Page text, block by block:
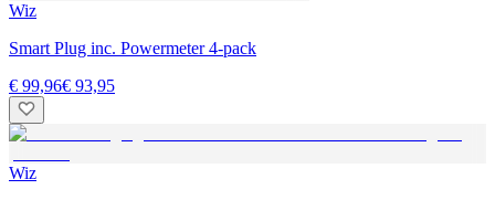
Wiz
Smart Plug inc. Powermeter 4-pack
€ 99,96€ 93,95
Wiz